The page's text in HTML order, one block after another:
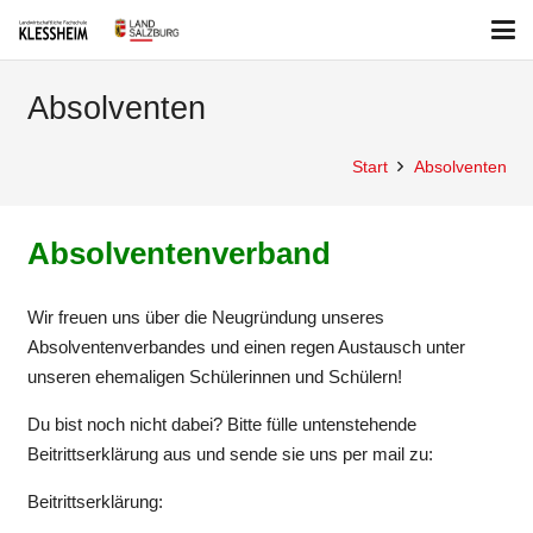
Absolventen
Start Absolventen
Absolventenverband
Wir freuen uns über die Neugründung unseres
Absolventenverbandes und einen regen Austausch unter
unseren ehemaligen Schülerinnen und Schülern!
Du bist noch nicht dabei? Bitte fülle untenstehende
Beitrittserklärung aus und sende sie uns per mail zu:
Beitrittserklärung: